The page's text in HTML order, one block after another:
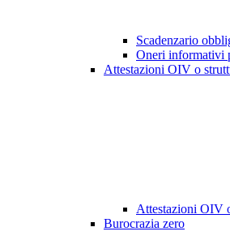
Scadenzario
Oneri informativi
Attestazioni OIV o
Attestazioni OIV
Burocrazia zero